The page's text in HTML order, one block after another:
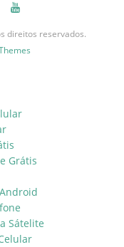
direitos reservados.
Grátis
Sátelite